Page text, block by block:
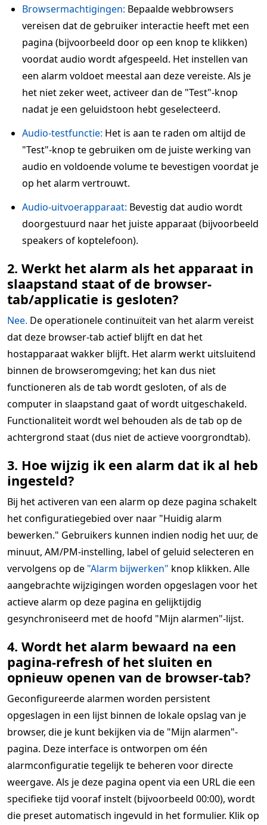
Browsermachtigingen: Bepaalde webbrowsers
vereisen dat de gebruiker interactie heeft met een
pagina (bijvoorbeeld door op een knop te klikken)
voordat audio wordt afgespeeld. Het instellen van
een alarm voldoet meestal aan deze vereiste. Als je
het niet zeker weet, activeer dan de "Test"-knop
nadat je een geluidstoon hebt geselecteerd.
Audio-testfunctie: Het is aan te raden om altijd de
"Test"-knop te gebruiken om de juiste werking van
audio en voldoende volume te bevestigen voordat je
op het alarm vertrouwt.
Audio-uitvoerapparaat: Bevestig dat audio wordt
doorgestuurd naar het juiste apparaat (bijvoorbeeld
speakers of koptelefoon).
2. Werkt het alarm als het apparaat in
slaapstand staat of de browser-
tab/applicatie is gesloten?
Nee. De operationele continuïteit van het alarm vereist
dat deze browser-tab actief blijft en dat het
hostapparaat wakker blijft. Het alarm werkt uitsluitend
binnen de browseromgeving; het kan dus niet
functioneren als de tab wordt gesloten, of als de
computer in slaapstand gaat of wordt uitgeschakeld.
Functionaliteit wordt wel behouden als de tab op de
achtergrond staat (dus niet de actieve voorgrondtab).
3. Hoe wijzig ik een alarm dat ik al heb
ingesteld?
Bij het activeren van een alarm op deze pagina schakelt
het configuratiegebied over naar "Huidig alarm
bewerken." Gebruikers kunnen indien nodig het uur, de
minuut, AM/PM-instelling, label of geluid selecteren en
vervolgens op de "Alarm bijwerken" knop klikken. Alle
aangebrachte wijzigingen worden opgeslagen voor het
actieve alarm op deze pagina en gelijktijdig
gesynchroniseerd met de hoofd "Mijn alarmen"-lijst.
4. Wordt het alarm bewaard na een
pagina-refresh of het sluiten en
opnieuw openen van de browser-tab?
Geconfigureerde alarmen worden persistent
opgeslagen in een lijst binnen de lokale opslag van je
browser, die je kunt bekijken via de "Mijn alarmen"-
pagina. Deze interface is ontworpen om één
alarmconfiguratie tegelijk te beheren voor directe
weergave. Als je deze pagina opent via een URL die een
specifieke tijd vooraf instelt (bijvoorbeeld 00:00), wordt
die preset automatisch ingevuld in het formulier. Klik op